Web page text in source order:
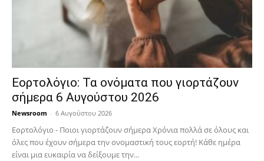
Εορτολόγιο: Τα ονόματα που γιορτάζουν
σήμερα 6 Αυγούστου 2026
Newsroom - 6 Αυγούστου 2026
Εορτολόγιο - Ποιοι γιορτάζουν σήμερα Χρόνια πολλά σε όλους και
όλες που έχουν σήμερα την ονομαστική τους εορτή! Κάθε ημέρα
είναι μια ευκαιρία να δείξουμε την...